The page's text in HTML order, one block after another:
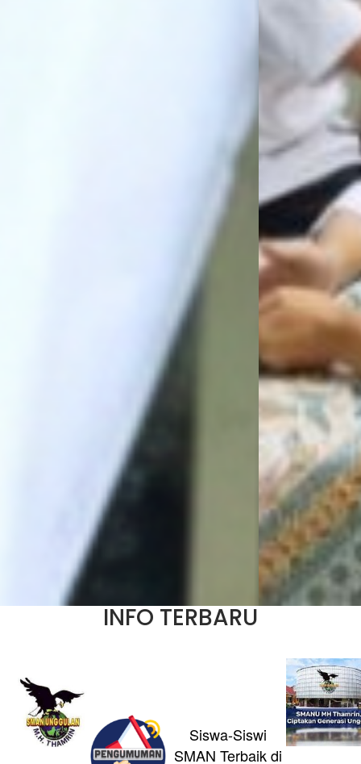
INFO TERBARU
Siswa-Siswi
SMAN Terbaik di